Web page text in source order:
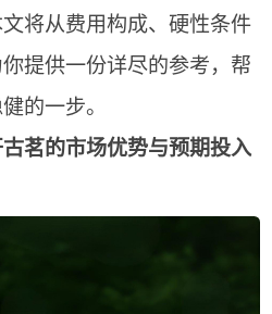
将从费用构成、硬性条件
提供一份详尽的参考，帮
的一步。
古茗的市场优势与预期投入